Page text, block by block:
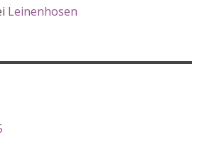
Leinenhosen